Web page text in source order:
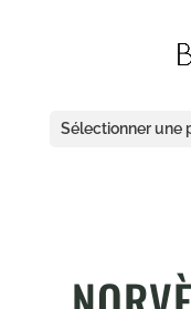
Sélectionner une